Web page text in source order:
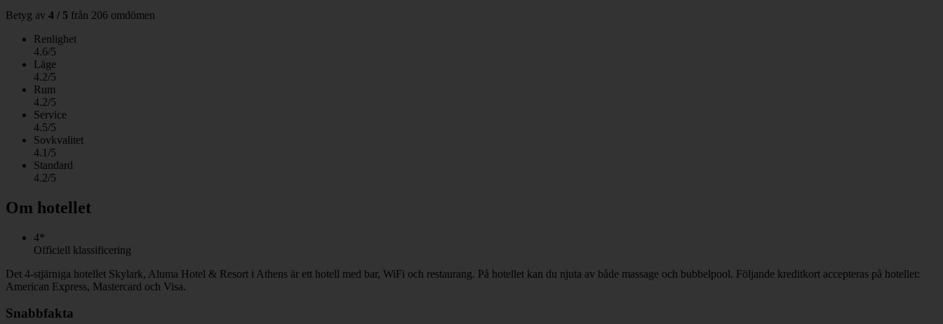
Betyg av 4 / 5 från 206 omdömen
Renlighet
4.6/5
Läge
4.2/5
Rum
4.2/5
Service
4.5/5
Sovkvalitet
4.1/5
Standard
4.2/5
Om hotellet
4*
Officiell klassificering
Det 4-stjärniga hotellet Skylark, Aluma Hotel & Resort i Athens är ett hotell med bar, WiFi och restaurang. På hotellet kan du njuta av både massage och bubbelpool. Följande kreditkort accepteras på hotellet:
American Express, Mastercard och Visa.
Snabbfakta